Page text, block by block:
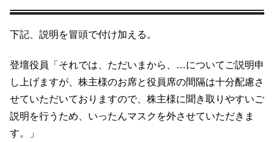
下記、説明を冒頭で付け加える。
登壇役員「それでは、ただいまから、…についてご説明申
し上げますが、株主様のお席と役員席の間隔は十分配慮さ
せていただいておりますので、株主様に聞き取りやすいご
説明を行うため、いったんマスクを外させていただきま
す。」